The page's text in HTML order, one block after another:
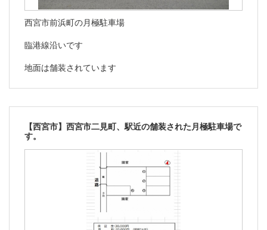
西宮市前浜町の月極駐車場
臨港線沿いです
地面は舗装されています
【西宮市】西宮市二見町、駅近の舗装された月極駐車場で
す。